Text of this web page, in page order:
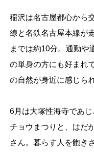
稲沢は名古屋都心から
線と名鉄名古屋本線が
までは約10分。通勤や
の単身の方にも好まれ
の自然が身近に感じら
6月は大塚性海寺であ
チョウまつりと、はだ
さん。暮らす人を飽き